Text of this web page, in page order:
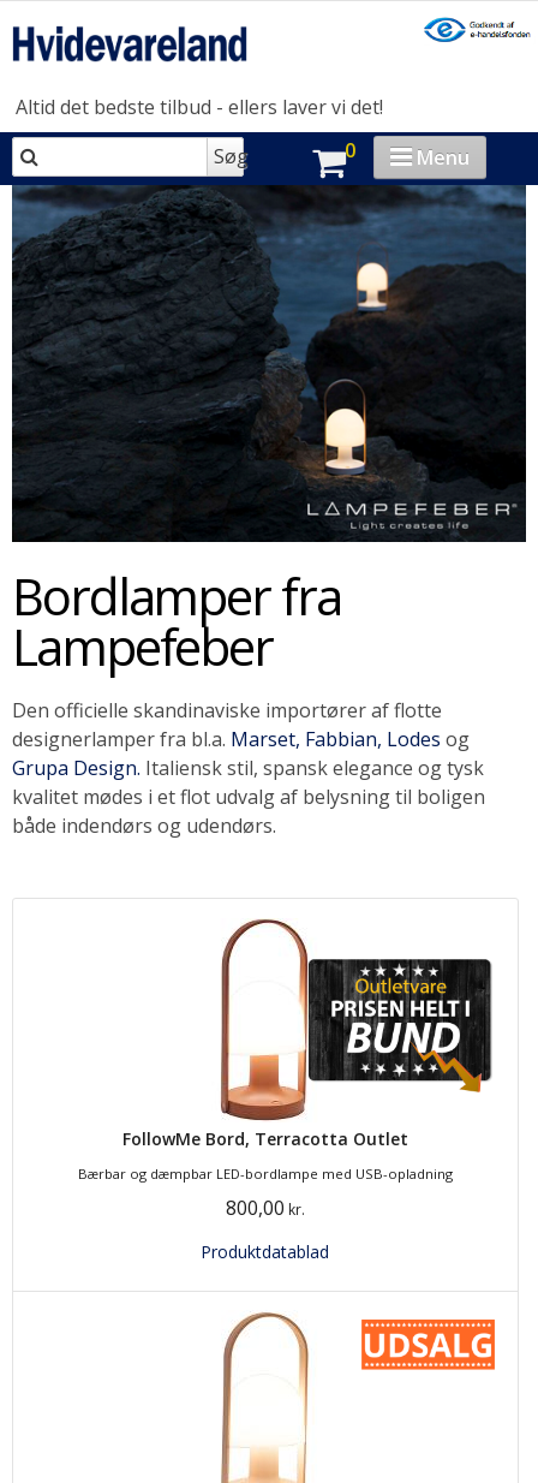
Altid det bedste tilbud - ellers laver vi det!
Søg
0 Menu
VASK & TØR
OPVASK
MADLAVNING
KØL & FRYS
HUSHOLDNING
BRAND-STORE
OUTLET
SOMMERUDSALG
Bordlamper fra
Lampefeber
Den officielle skandinaviske importører af flotte
designerlamper fra bl.a. Marset, Fabbian, Lodes og
Grupa Design. Italiensk stil, spansk elegance og tysk
kvalitet mødes i et flot udvalg af belysning til boligen
både indendørs og udendørs.
FollowMe Bord, Terracotta Outlet
Bærbar og dæmpbar LED-bordlampe med USB-opladning
800,00 kr.
Produktdatablad